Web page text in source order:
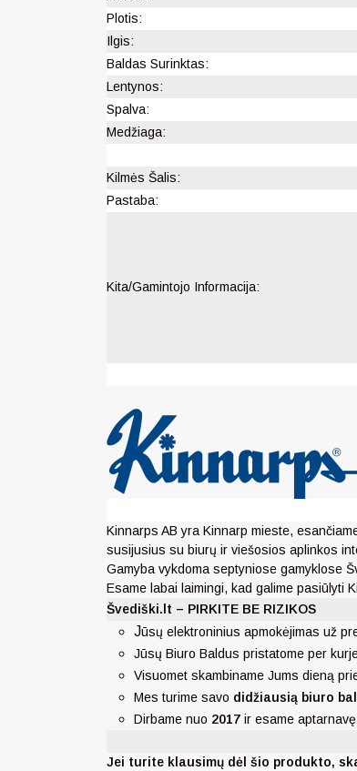
Plotis:
Ilgis:
Baldas Surinktas:
Lentynos:
Spalva:
Medžiaga:
Kilmės Šalis:
Pastaba:
Kita/Gamintojo Informacija:
Kinnarps AB yra Kinnarp mieste,
susijusius su biurų ir viešosios aplinkos
Gamyba vykdoma septyniose gamyklose
Esame labai laimingi, kad galime pasiūlyti
Švediški.lt – PIRKITE BE RIZIKOS
Jūsų elektroninius apmokėjimas už
Jūsų Biuro Baldus pristatome per
Visuomet skambiname Jums dieną
Mes turime savo didžiausią biuro
Dirbame nuo 2017 ir esame
Jei turite klausimų dėl šio produkto,